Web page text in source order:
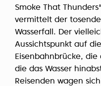
Smoke That
vermittelt der
Wasserfall. Der
Aussichtspunkt auf
Eisenbahnbrücke,
die das Wasser
Reisenden wagen